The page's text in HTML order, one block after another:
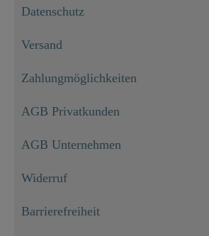
Datenschutz
Versand
Zahlungmöglichkeiten
AGB Privatkunden
AGB Unternehmen
Widerruf
Barrierefreiheit